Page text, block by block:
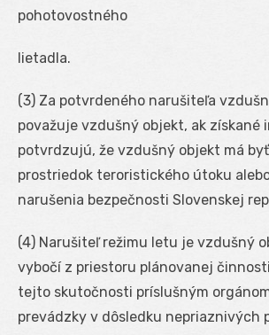
pohotovostného
lietadla.
(3) Za potvrdeného narušiteľa
považuje vzdušný objekt, ak získané
potvrdzujú, že vzdušný objekt má
prostriedok teroristického útoku
narušenia bezpečnosti Slovenskej
(4) Narušiteľ režimu letu je vzdušný
vybočí z priestoru plánovanej
tejto skutočnosti príslušným
prevádzky v dôsledku nepriaznivých